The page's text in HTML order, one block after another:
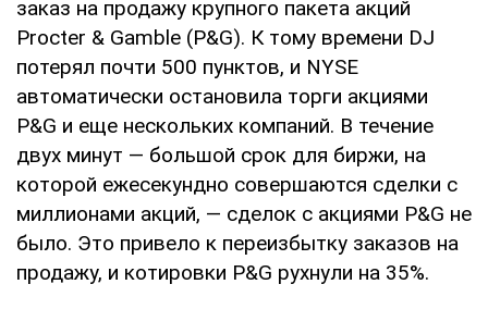
заказ на продажу крупного пакета акций
Procter & Gamble (P&G). К тому времени DJ
потерял почти 500 пунктов, и NYSE
автоматически остановила торги акциями
P&G и еще нескольких компаний. В течение
двух минут — большой срок для биржи, на
которой ежесекундно совершаются сделки с
миллионами акций, — сделок с акциями P&G не
было. Это привело к переизбытку заказов на
продажу, и котировки P&G рухнули на 35%.